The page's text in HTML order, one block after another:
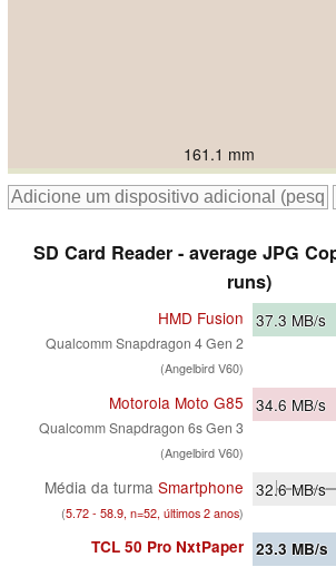
167.6 mm
164.2 mm
164 mm
161.9 mm
161.1 mm
SD Card Reader - average JPG
runs)
HMD Fusion
Qualcomm Snapdragon 4 Gen 2
(Angelbird V60)
37.3 MB/s
Motorola Moto G85
Qualcomm Snapdragon 6s Gen 3
(Angelbird V60)
34.6 MB/s
Média da turma Smartphone
(5.72 - 58.9, n=52, últimos 2 anos)
32.6MB/s
TCL 50 Pro NxtPaper 23.3 MB/s